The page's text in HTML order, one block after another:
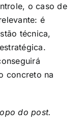
o caso de
é
técnica,
concreto na
do post.